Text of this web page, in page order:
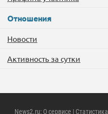
Отношения
Новости
Активность за сутки
News2.ru: О сервисе | Статистика